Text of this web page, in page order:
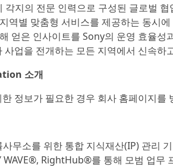
지의 전문 인력으로 구성된 글로벌
역별 맞춤형 서비스를 제공하는 동시
얻은 인사이트를 Sony의 운영 효율
사업을 전개하는 모든 지역에서 신속
소개
정보가 필요한 경우 회사 홈페이지를
무소를 위한 통합 지식재산(IP) 관리
WAVE®, RightHub®를 통해 모범 업